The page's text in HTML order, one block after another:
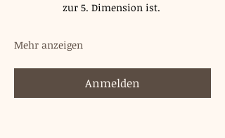
zur 5. Dimension ist.
Mehr anzeigen
Anmelden